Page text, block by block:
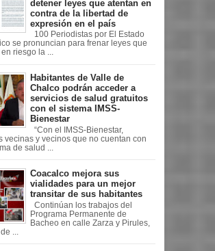
detener leyes que atentan en
contra de la libertad de
expresión en el país
100 Periodistas por El Estado
se pronuncian para frenar leyes que
riesgo la ...
Habitantes de Valle de
Chalco podrán acceder a
servicios de salud gratuitos
con el sistema IMSS-
Bienestar
“Con el IMSS-Bienestar,
vecinas y vecinos que no cuentan con
de salud ...
Coacalco mejora sus
vialidades para un mejor
transitar de sus habitantes
Continúan los trabajos del
Programa Permanente de
Bacheo en calle Zarza y Pirules,
...